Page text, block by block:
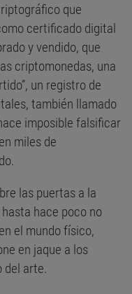
que
certificado digital
y vendido, que
criptomonedas, una
un registro de
también llamado
imposible falsificar
miles de
las puertas a la
hace poco no
el mundo físico,
en jaque a los
del arte.